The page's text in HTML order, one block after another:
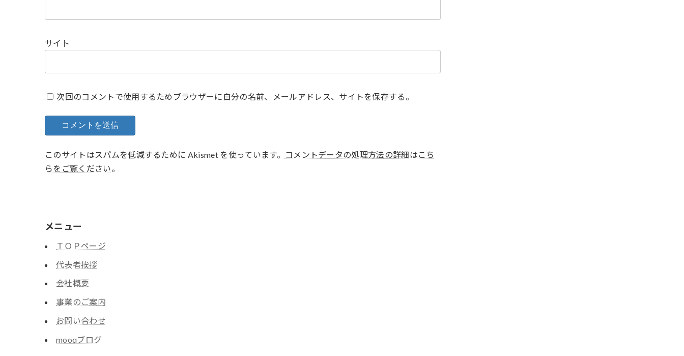
サイト
次回のコメントで使用するためブラウザーに自分の名前、メールアドレス、サイトを保存する。
このサイトはスパムを低減するために Akismet を使っています。
コメントデータの処理方法の詳細はこち
らをご覧ください。
メニュー
ＴＯＰページ
代表者挨拶
会社概要
事業のご案内
お問い合わせ
mooqブログ